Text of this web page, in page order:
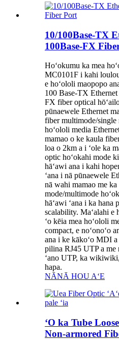
10/100Base-TX
100Base-FX
Hoʻokumu ka mea
MC0101F i kahi
e hoʻololi maopopo
100 Base-TX Ethernet
FX fiber optical
pūnaewele Ethernet
fiber multimode/single
hoʻololi media
mamao o ke kaula
loa o 2km a i ʻole ka
optic hoʻokahi mode
hāʻawi ana i kahi
ʻana i nā pūnaewele
nā wahi mamao me ka
mode/multimode
hāʻawi ʻana i ka hana
scalability. Maʻalahi e
ʻo kēia mea hoʻololi
compact, e noʻonoʻo
ana i ke kākoʻo MDI
pilina RJ45 UTP a me
ʻano UTP, ka
hapa.
NĀNĀ HOU AʻE
ʻO ka Tube
Non-armored